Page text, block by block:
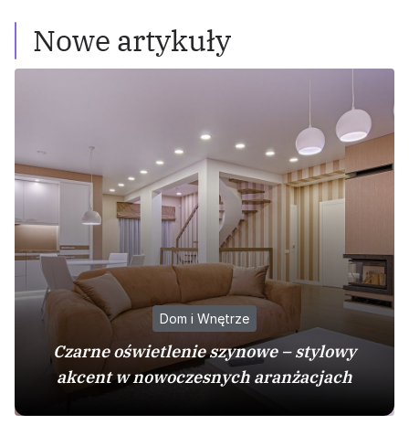
Nowe artykuły
Dom i Wnętrze
Czarne oświetlenie szynowe – stylowy
akcent w nowoczesnych aranżacjach